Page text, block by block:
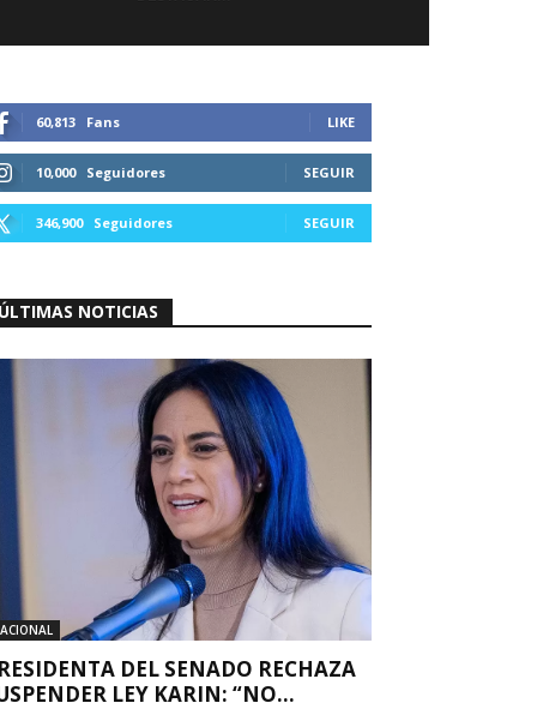
60,813 Fans LIKE
10,000 Seguidores SEGUIR
346,900 Seguidores SEGUIR
ÚLTIMAS NOTICIAS
DEL SENADO RECHAZA
LEY KARIN: “NO...